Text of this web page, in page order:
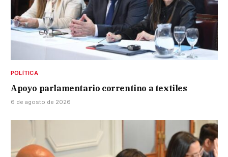
POLÍTICA
Apoyo parlamentario correntino a textiles
6 de agosto de 2026